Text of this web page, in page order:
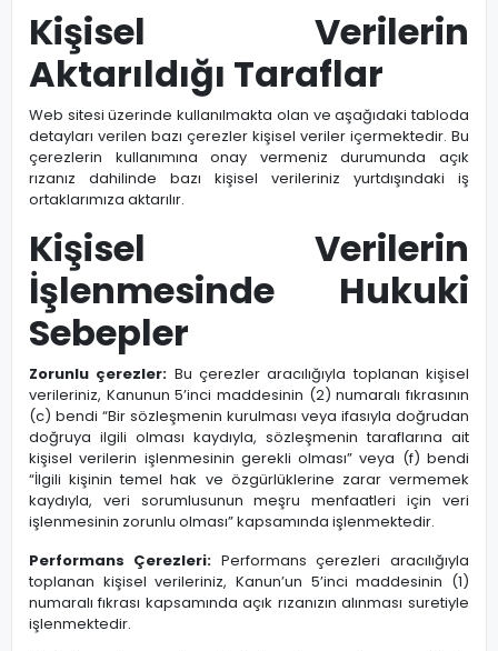
Kişisel Verilerin
Aktarıldığı Taraflar
Web sitesi üzerinde kullanılmakta olan ve aşağıdaki tabloda
detayları verilen bazı çerezler kişisel veriler içermektedir. Bu
çerezlerin kullanımına onay vermeniz durumunda açık
rızanız dahilinde bazı kişisel verileriniz yurtdışındaki iş
ortaklarımıza aktarılır.
Kişisel Verilerin
İşlenmesinde Hukuki
Sebepler
Zorunlu çerezler: Bu çerezler aracılığıyla toplanan kişisel
verileriniz, Kanunun 5’inci maddesinin (2) numaralı fıkrasının
(c) bendi “Bir sözleşmenin kurulması veya ifasıyla doğrudan
doğruya ilgili olması kaydıyla, sözleşmenin taraflarına ait
kişisel verilerin işlenmesinin gerekli olması” veya (f) bendi
“İlgili kişinin temel hak ve özgürlüklerine zarar vermemek
kaydıyla, veri sorumlusunun meşru menfaatleri için veri
işlenmesinin zorunlu olması” kapsamında işlenmektedir.
Performans Çerezleri: Performans çerezleri aracılığıyla
toplanan kişisel verileriniz, Kanun’un 5’inci maddesinin (1)
numaralı fıkrası kapsamında açık rızanızın alınması suretiyle
işlenmektedir.